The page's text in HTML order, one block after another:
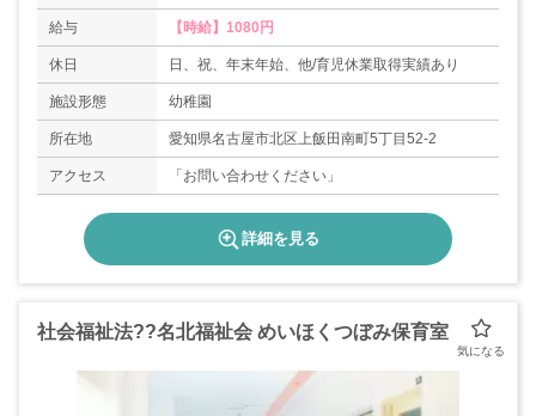
給与 【時給】1080円
休日 日、祝、年末年始、他/育児休業取得実績あり
施設形態 幼稚園
所在地 愛知県名古屋市北区上飯田南町5丁目52-2
アクセス 「お問い合わせください」
詳細を見る
社会福祉法??名北福祉会 めいほくつぼみ保育室